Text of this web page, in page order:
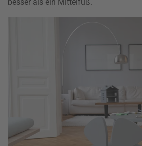
besser als ein Mittelfuß.